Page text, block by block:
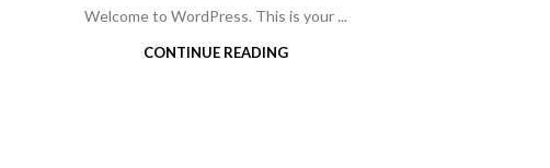
Welcome to WordPress. This is your ...
CONTINUE READING